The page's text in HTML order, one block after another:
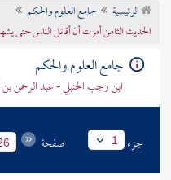
تراجم الأعلام
الرئيسية
جامع العلوم والحكم
الحديث الثامن أمرت أن أقاتل الناس حتى
جامع العلوم والحكم
ابن رجب الحنبلي - عبد الرحمن
جزء 1 صفحة